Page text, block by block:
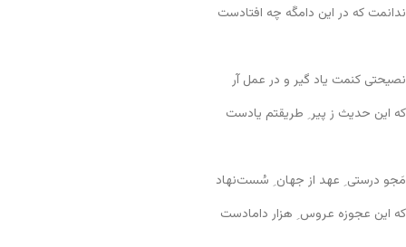
ندانمت که در این دامگَه چه افتادست
نصیحتی کنمت یاد گیر و در عمل آر
که این حدیث ز پیر ِ طریقتم یادست
مَجو درستی ِ عهد از جهان ِ سُست‌نهاد
که این عجوزه عروس ِ هزار دامادست